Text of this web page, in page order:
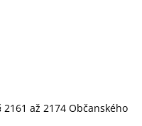
až 2174 Občanského